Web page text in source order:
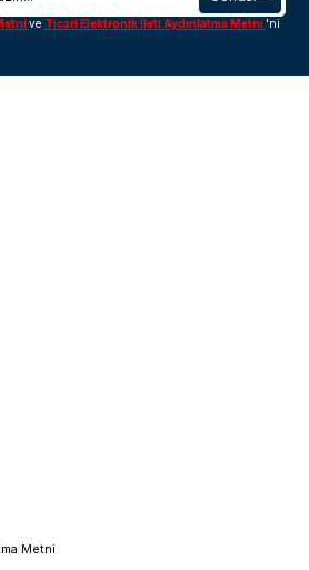
ve Ticari Elektronik İleti Aydınlatma Metni 'ni
Metni